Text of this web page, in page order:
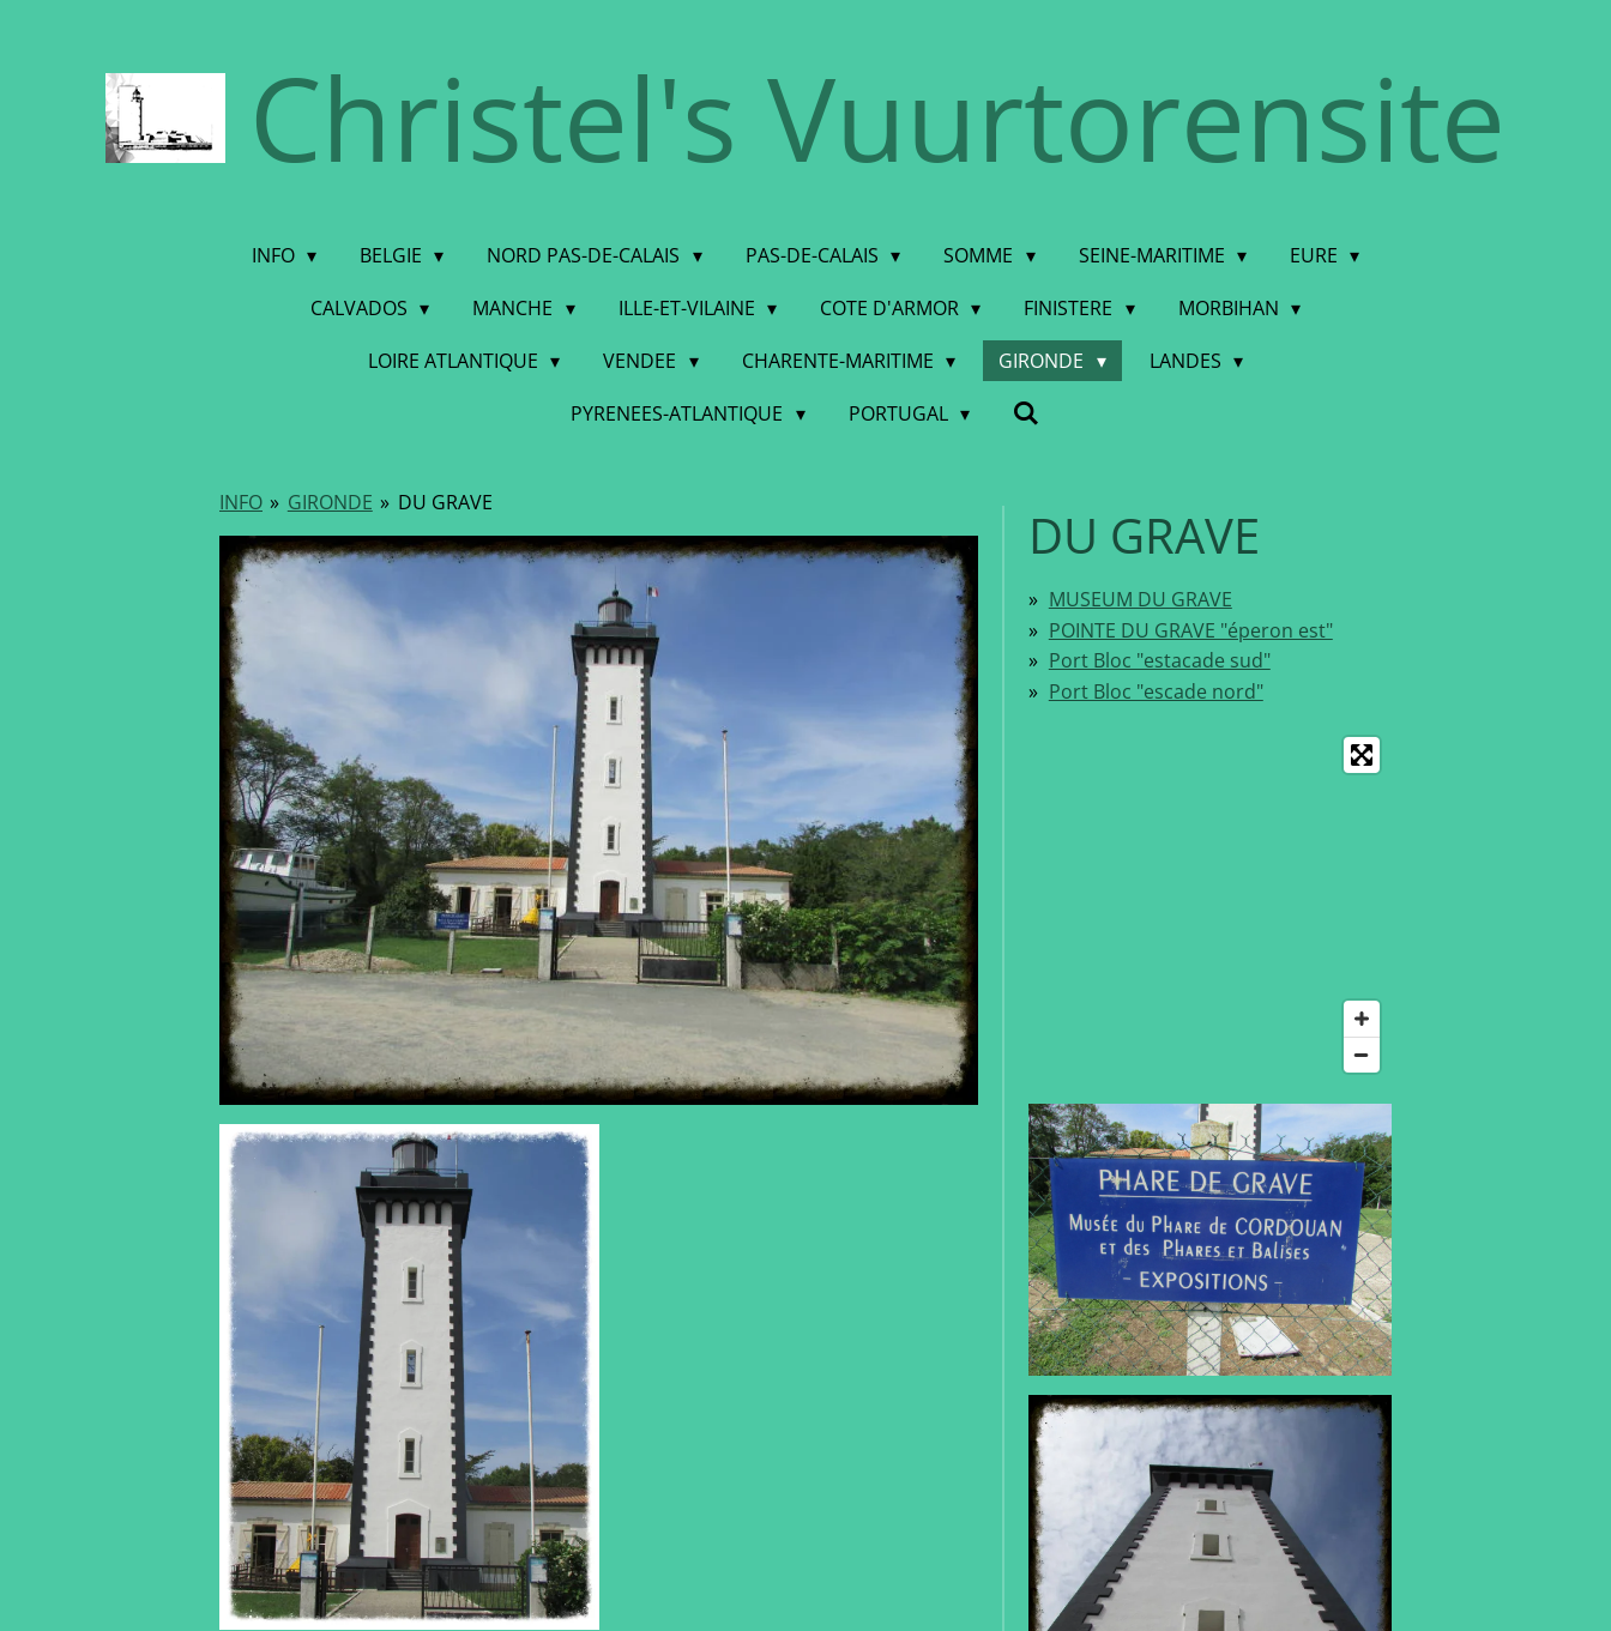
hoofdinhoud
Christel's Vuurtorensite
INFO BELGIE NORD PAS-DE-CALAIS PAS-DE-CALAIS SOMME SEINE-MARITIME
EURE
CALVADOS
MANCHE ILLE-ET-VILAINE COTE D'ARMOR FINISTERE
MORBIHAN
LOIRE ATLANTIQUE
VENDEE CHARENTE-MARITIME GIRONDE
LANDES
PYRENEES-ATLANTIQUE
PORTUGAL
INFO » GIRONDE » DU GRAVE DU GRAVE
MUSEUM DU GRAVE
POINTE DU GRAVE "éperon est"
Port Bloc "estacade sud"
Port Bloc "escade nord"